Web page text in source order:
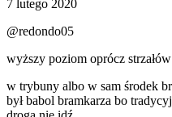
7 lutego 2020
@redondo05
wyższy poziom oprócz
w trybuny albo w sam środek
był babol bramkarza bo